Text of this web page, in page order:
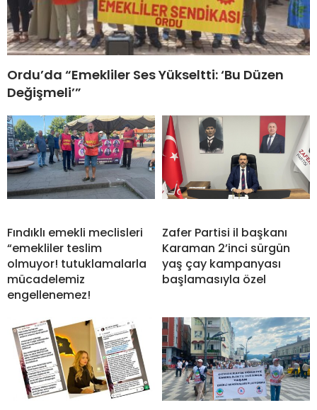
Ordu’da “Emekliler Ses Yükseltti: ‘Bu Düzen
Değişmeli’”
Fındıklı emekli meclisleri
“emekliler teslim
olmuyor! tutuklamalarla
mücadelemiz
engellenemez!
Zafer Partisi il başkanı
Karaman 2’inci sürgün
yaş çay kampanyası
başlamasıyla özel